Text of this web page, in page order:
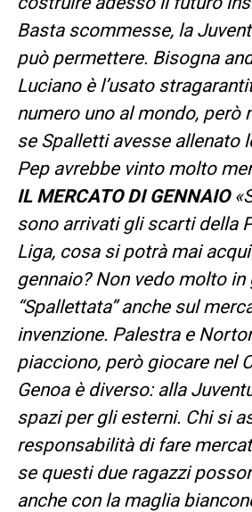
Basta scommesse, la
può permettere. Bisogna
Luciano è l’usato
numero uno al mondo, però
se Spalletti avesse allenato
Pep avrebbe vinto molto
IL MERCATO DI GENNAIO
sono arrivati gli scarti della
Liga, cosa si potrà mai
gennaio? Non vedo molto in
“Spallettata” anche sul
invenzione. Palestra e
piacciono, però giocare nel
Genoa è diverso: alla
spazi per gli esterni. Chi si
responsabilità di fare
se questi due ragazzi
anche con la maglia